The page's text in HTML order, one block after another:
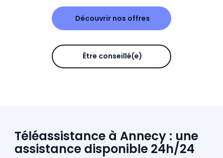
Découvrir nos offres
Être conseillé(e)
Téléassistance à Annecy : une
assistance disponible 24h/24